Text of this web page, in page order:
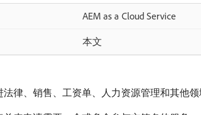
AEM as a Cloud Service
本文
律、销售、工资单、人力资源管理和其他领